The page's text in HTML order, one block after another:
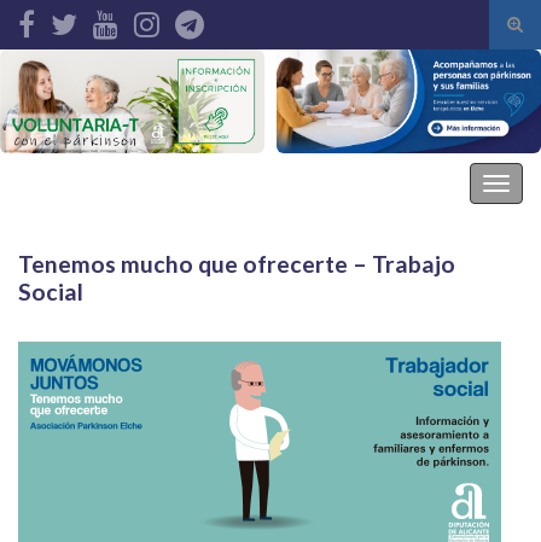
de
Search for:
Tenemos mucho que ofrecerte – Trabajo
Social